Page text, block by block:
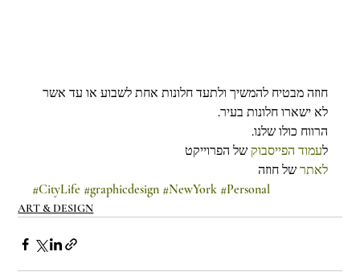
חוזה מבטיח להמשיך ולתעד חלונות אחת לשבוע או עד אשר
לא ישארו חלונות בעיר.
הרווח כולו שלנו.
לעמוד הפייסבוק של הפרוייקט
לאתר של חוזה
#CityLife #graphicdesign #NewYork #Personal
ART & DESIGN